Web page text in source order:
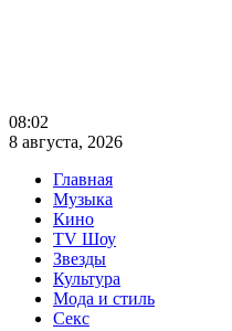
08:02
8 августа, 2026
Главная
Музыка
Кино
TV Шоу
Звезды
Культура
Мода и стиль
Секс